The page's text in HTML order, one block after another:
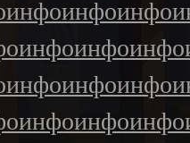
инфоинфоинфо
инфоинфоинфо
инфоинфоинфо
инфоинфоинфо